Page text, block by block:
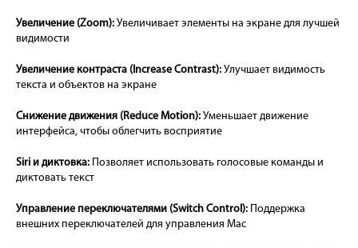
Увеличение (Zoom): Увеличивает элементы на экране для лучшей
видимости
Увеличение контраста (Increase Contrast): Улучшает видимость
текста и объектов на экране
Снижение движения (Reduce Motion): Уменьшает движение
интерфейса, чтобы облегчить восприятие
Siri и диктовка: Позволяет использовать голосовые команды и
диктовать текст
Управление переключателями (Switch Control): Поддержка
внешних переключателей для управления Mac